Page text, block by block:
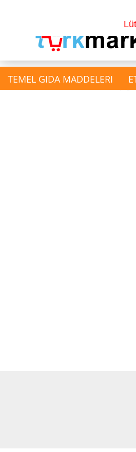
TEMEL GIDA MADDELERI